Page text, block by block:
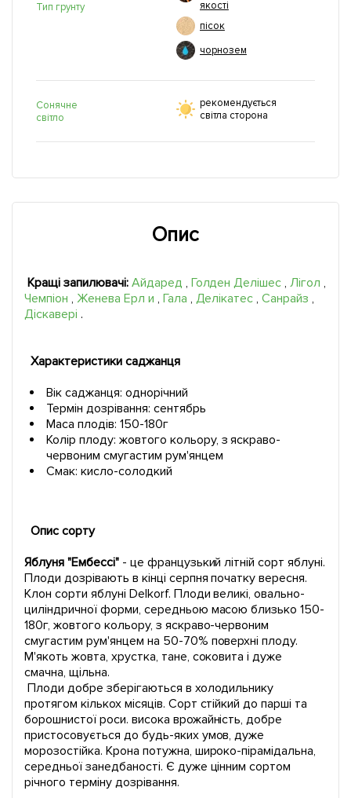
Тип грунту
якості
пісок
чорнозем
Сонячне
світло
рекомендується
світла сторона
Опис
Кращі запилювачі: Айдаред , Голден Делішес,Лігол,
Чемпіон , Женева Ерл и , Гала , Делікатес,Санрайз,
Діскавері .
Характеристики саджанця
Вік саджанця: однорічний
Термін дозрівання: сентябрь
Маса плодів: 150-180г
Колір плоду: жовтого кольору, з яскраво-
червоним смугастим рум'янцем
Смак: кисло-солодкий
Опис сорту
Яблуня "Ембессі"- це французький літній сорт яблуні.
Плоди дозрівають в кінці серпня початку вересня.
Клон сорти яблуні Delkorf. Плоди великі, овально-
циліндричної форми, середньою масою близько 150-
180г, жовтого кольору, з яскраво-червоним
смугастим рум'янцем на 50-70% поверхні плоду.
М'якоть жовта, хрустка, тане, соковита і дуже
смачна, щільна.
Плоди добре зберігаються в холодильнику
протягом кількох місяців. Сорт стійкий до парші та
борошнистої роси. висока врожайність, добре
пристосовується до будь-яких умов, дуже
морозостійка. Крона потужна, широко-пірамідальна,
середньої занедбаності. Є дуже цінним сортом
річного терміну дозрівання.